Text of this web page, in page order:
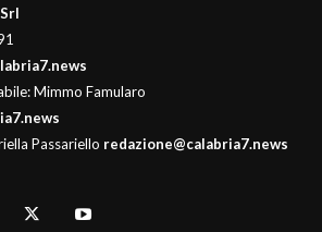
Mimmo Famularo
Passariello redazione@calabria7.news